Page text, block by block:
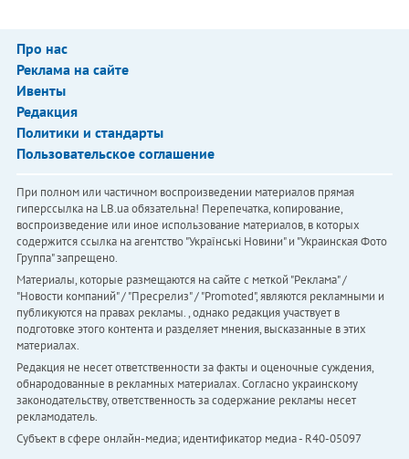
Про нас
Реклама на сайте
Ивенты
Редакция
Политики и стандарты
Пользовательское соглашение
При полном или частичном воспроизведении материалов прямая
гиперссылка на LB.ua обязательна! Перепечатка, копирование,
воспроизведение или иное использование материалов, в которых
содержится ссылка на агентство "Українськi Новини" и "Украинская Фото
Группа" запрещено.
Материалы, которые размещаются на сайте с меткой "Реклама" /
"Новости компаний" / "Пресрелиз" / "Promoted", являются рекламными и
публикуются на правах рекламы. , однако редакция участвует в
подготовке этого контента и разделяет мнения, высказанные в этих
материалах.
Редакция не несет ответственности за факты и оценочные суждения,
обнародованные в рекламных материалах. Согласно украинскому
законодательству, ответственность за содержание рекламы несет
рекламодатель.
Субъект в сфере онлайн-медиа; идентификатор медиа - R40-05097